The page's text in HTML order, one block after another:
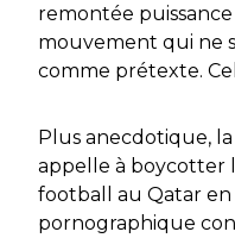
remontée
mouvement qui ne
comme prétexte.
Plus anecdotique, la
appelle à boycotter
football au Qatar en
pornographique